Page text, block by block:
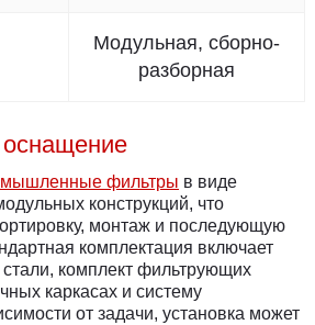
Модульная, сборно-
разборная
оснащение
фильтры в виде
конструкций, что
монтаж и последующую
комплектация включает
комплект фильтрующих
каркасах и систему
от задачи, установка может